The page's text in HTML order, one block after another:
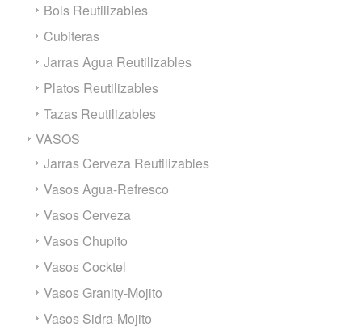
Bols Reutilizables
Cubiteras
Jarras Agua Reutilizables
Platos Reutilizables
Tazas Reutilizables
VASOS
Jarras Cerveza Reutilizables
Vasos Agua-Refresco
Vasos Cerveza
Vasos Chupito
Vasos Cocktel
Vasos Granity-Mojito
Vasos Sidra-Mojito